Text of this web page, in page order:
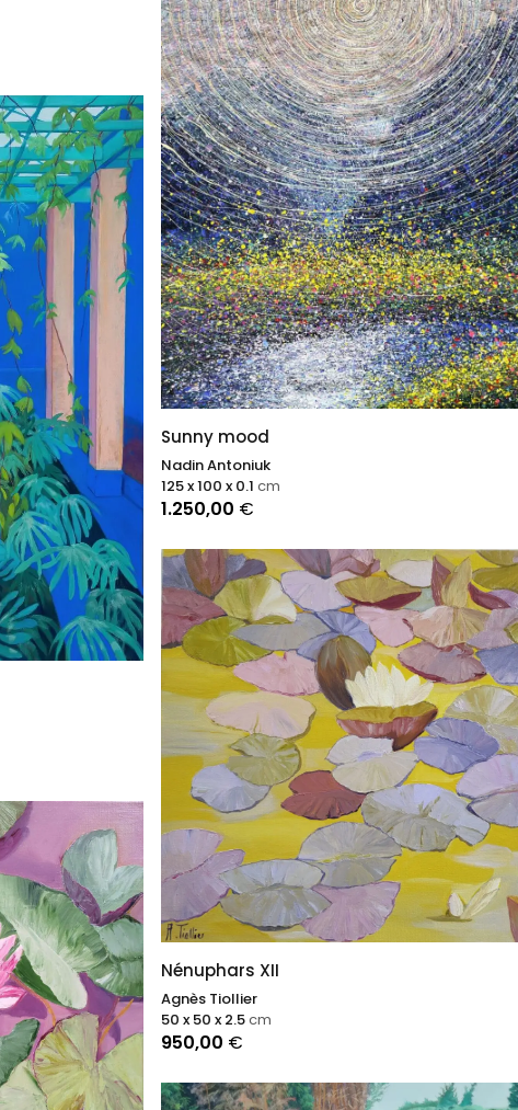
Sunny mood
Nadin Antoniuk
1.250,00 €
125 x 100 x 0.1cm
Nénuphars XII
Agnès Tiollier
950,00 €
50 x 50 x 2.5cm